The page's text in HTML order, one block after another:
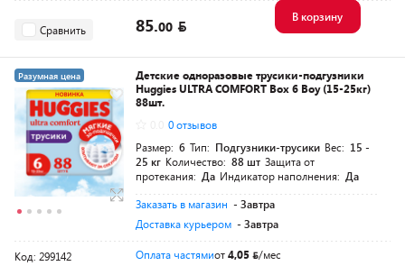
Сравнить 85.00
В корзину
Разумная цена
Детские одноразовые трусики-подгузники
Huggies ULTRA COMFORT Box 6 Boy (15-25кг)
88шт.
0 отзывов
Размер: 6 Тип: Подгузники-трусики Вес: 15 -
25 кг Количество: 88 шт Защита от
протекания: Да Индикатор наполнения: Да
Заказать в магазин - Завтра
Доставка курьером - Завтра
Код: 299142 Оплата частямиот4,05
/мес